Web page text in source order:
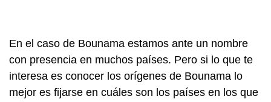
En el caso de Bounama estamos ante un nombre
con presencia en muchos países. Pero si lo que te
interesa es conocer los orígenes de Bounama lo
mejor es fijarse en cuáles son los países en los que